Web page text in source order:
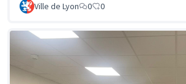
Ville de Lyon 0 0